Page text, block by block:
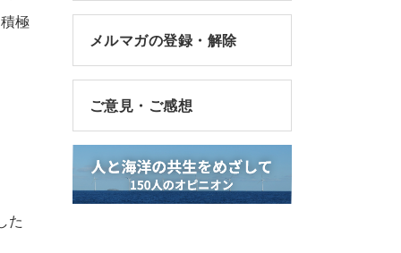
極
た
メルマガの登録・解除
ご意見・ご感想